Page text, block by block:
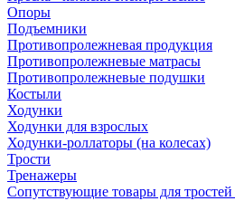
Опоры
Подъемники
Противопролежневая продукция
Противопролежневые матрасы
Противопролежневые подушки
Костыли
Ходунки
Ходунки для взрослых
Ходунки-роллаторы (на колесах)
Трости
Тренажеры
Сопутствующие товары для тростей